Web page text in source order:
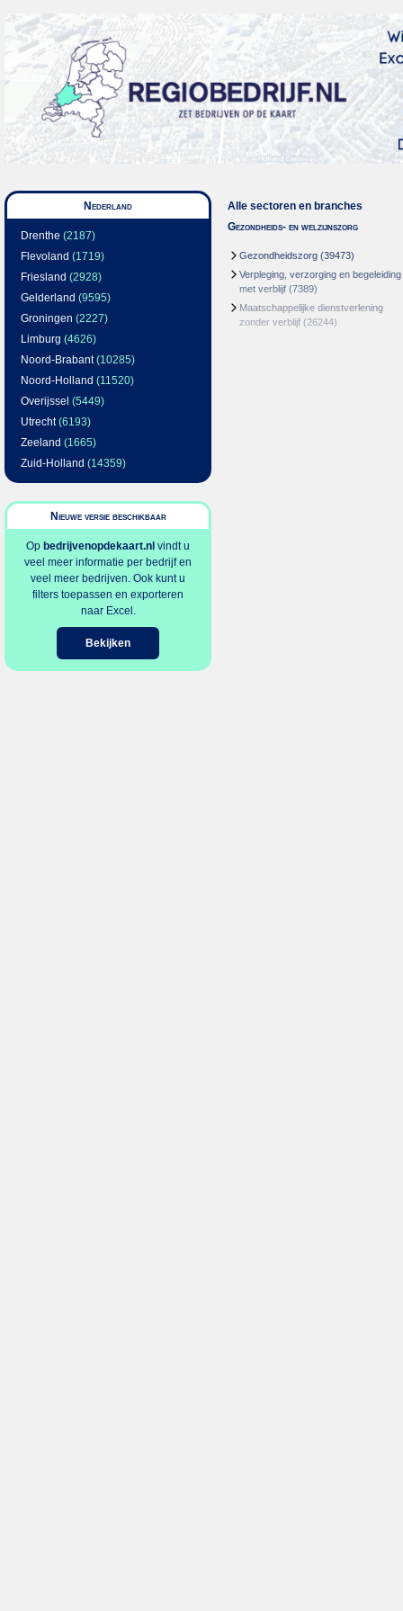
Nederland
Drenthe (2187)
Flevoland (1719)
Friesland (2928)
Gelderland (9595)
Groningen (2227)
Limburg (4626)
Noord-Brabant(10285)
Noord-Holland (11520)
Overijssel (5449)
Utrecht(6193)
Zeeland (1665)
Zuid-Holland (14359)
Nieuwe versie beschikbaar
Op bedrijvenopdekaart.nl vindt u
veel meer informatie per bedrijf en
veel meer bedrijven. Ook kunt u
filters toepassen en exporteren
naar Excel.
Bekijken
Alle sectoren en branches
Gezondheids- en welzijnszorg
Gezondheidszorg (39473)
Verpleging, verzorging en begeleiding
met verblijf (7389)
Maatschappelijke dienstverlening
zonder verblijf (26244)